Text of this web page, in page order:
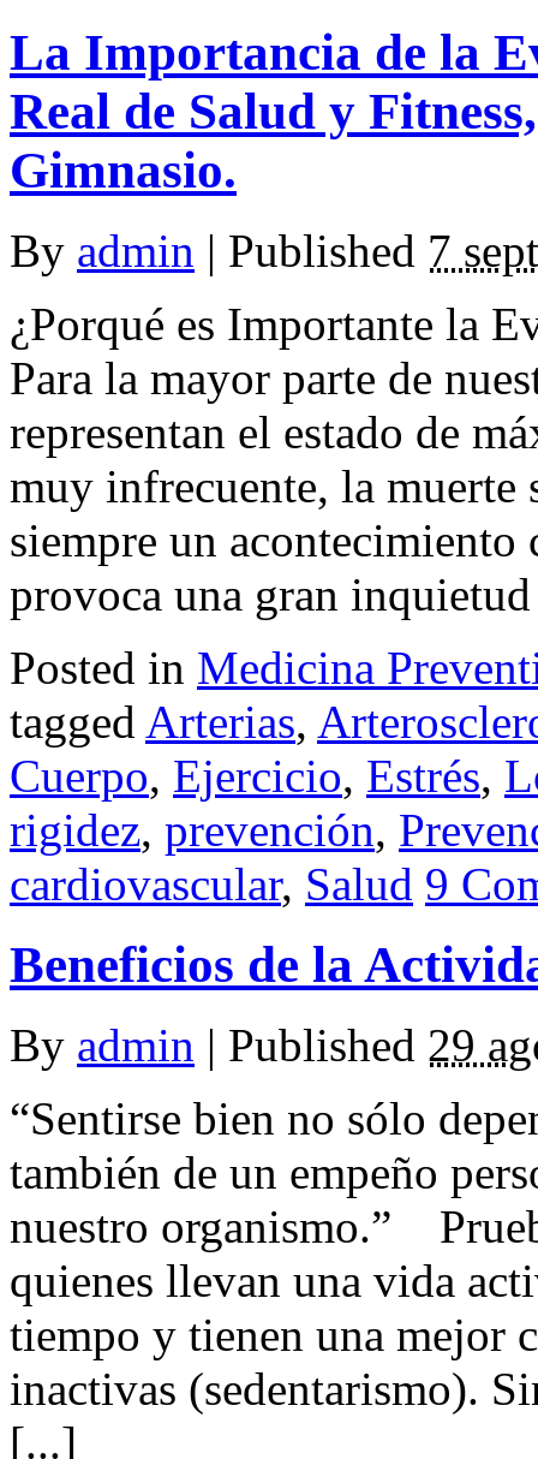
La Importancia de la
Real de Salud y
Gimnasio.
By admin | Published 7
¿Porqué es Importante la
Para la mayor parte de
representan el estado de
muy infrecuente, la muerte
siempre un
provoca una gran
Posted in Medicina
tagged Arterias,
Cuerpo, Ejercicio, Estrés,
rigidez, prevención,
cardiovascular, Salud 9
Beneficios de la
By admin | Published 29
“Sentirse bien no sólo
también de un empeño
nuestro organismo.”
quienes llevan una vida
tiempo y tienen una mejor
inactivas (sedentarismo).
[...]